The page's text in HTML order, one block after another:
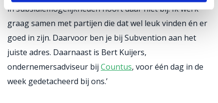
in subsidiemogelijkheden hoort daar niet bij. Ik werk
graag samen met partijen die dat wel leuk vinden én er
goed in zijn. Daarvoor ben je bij Subvention aan het
juiste adres. Daarnaast is Bert Kuijers,
ondernemersadviseur bij Countus, voor één dag in de
week gedetacheerd bij ons.’